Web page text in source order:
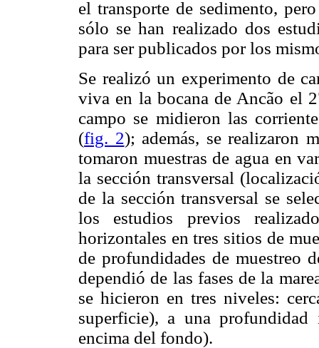
el transporte de sedimento,
sólo se han realizado dos
para ser publicados por los
Se realizó un experimento de
viva en la bocana de Ancão el
campo se midieron las
(fig. 2); además, se realizaron
tomaron muestras de agua en
la sección transversal
de la sección transversal se
los estudios previos
horizontales en tres sitios de
de profundidades de muestreo
dependió de las fases de la
se hicieron en tres niveles:
superficie), a una
encima del fondo).